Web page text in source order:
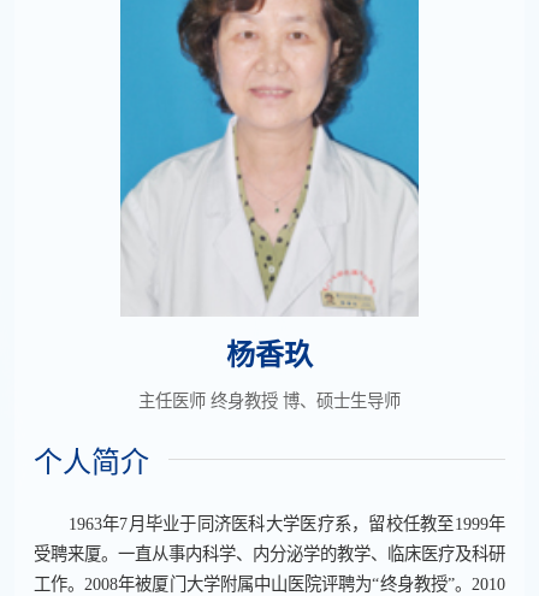
杨香玖
主任医师 终身教授 博、硕士生导师
个人简介
1963年7月毕业于同济医科大学医疗系，留校任教至1999年
受聘来厦。一直从事内科学、内分泌学的教学、临床医疗及科研
工作。2008年被厦门大学附属中山医院评聘为“终身教授”。2010